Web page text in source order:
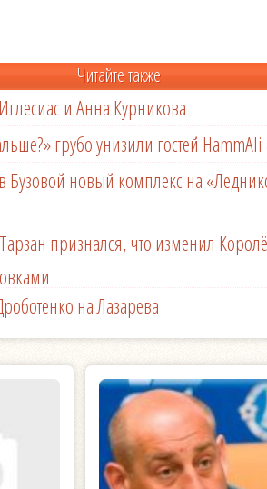
Читайте также
и Анна Курникова
грубо унизили гостей HammAli
Бузовой новый комплекс на
признался, что изменил
на Лазарева